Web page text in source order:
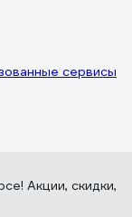
сервисы
Акции, скидки,